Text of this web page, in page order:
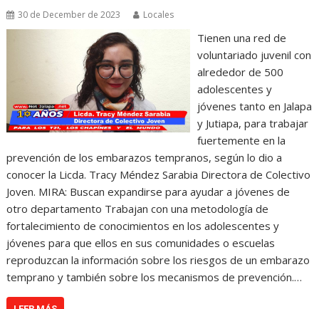
30 de December de 2023 Locales
Tienen una red de
voluntariado juvenil con
alrededor de 500
adolescentes y
jóvenes tanto en Jalapa
y Jutiapa, para trabajar
fuertemente en la
prevención de los embarazos tempranos, según lo dio a
conocer la Licda. Tracy Méndez Sarabia Directora de Colectivo
Joven. MIRA: Buscan expandirse para ayudar a jóvenes de
otro departamento Trabajan con una metodología de
fortalecimiento de conocimientos en los adolescentes y
jóvenes para que ellos en sus comunidades o escuelas
reproduzcan la información sobre los riesgos de un embarazo
temprano y también sobre los mecanismos de prevención.…